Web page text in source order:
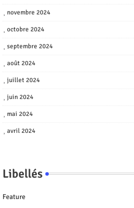
novembre 2024
octobre 2024
septembre 2024
août 2024
juillet 2024
juin 2024
mai 2024
avril 2024
Libellés
Feature